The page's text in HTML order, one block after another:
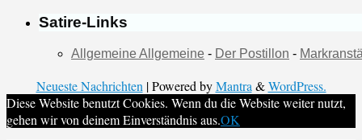
Satire-Links
Allgemeine Allgemeine - Der Postillon -
Neueste Nachrichten | Powered byMantra &WordPress.
Diese Website benutzt Cookies. Wenn du die Website weiter nutzt,
gehen wir von deinem Einverständnis aus.OK